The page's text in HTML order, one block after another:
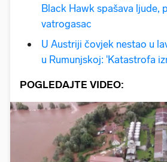
Black Hawk spašava ljude,
vatrogasac
U Austriji čovjek nestao u
u Rumunjskoj: 'Katastrofa
POGLEDAJTE VIDEO: